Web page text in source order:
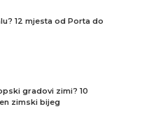
12 mjesta od Porta do
gradovi zimi? 10
zimski bijeg